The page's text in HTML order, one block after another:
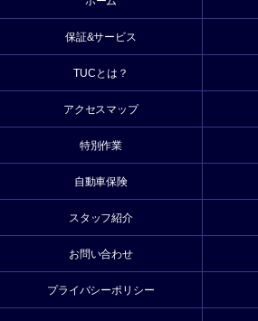
保証&サービス
TUCとは？
アクセスマップ
特別作業
自動車保険
スタッフ紹介
お問い合わせ
プライバシーポリシー